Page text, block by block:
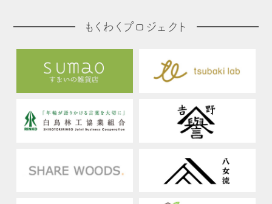
もくわくプロジェクト